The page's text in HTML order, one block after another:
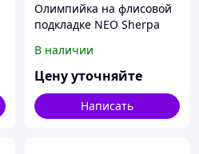
Олимпийка на флисовой
подкладке NEO Sherpa
В наличии
Цену уточняйте
Написать